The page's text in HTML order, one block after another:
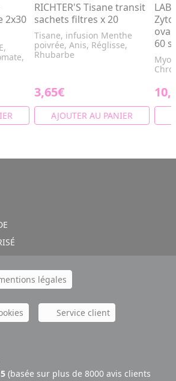
2x30
RICHTER'S Tisane transit
sachets filtres x 20
Tisane, infusion Menthe
poivrée, Anis, Réglisse,
Rhubarbe
3,65€
AJOUTER AU PANIER
60
légales
Service client
(basée sur plus de 8000 avis clients